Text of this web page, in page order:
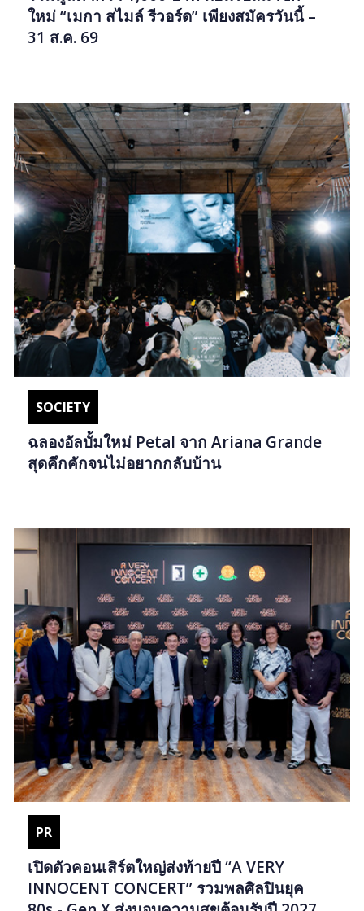
ใหม่ “เมกา สไมล์ รีวอร์ด” เพียงสมัครวันนี้ –
31 ส.ค. 69
SOCIETY
ฉลองอัลบั้มใหม่ Petal จาก Ariana Grande
สุดคึกคักจนไม่อยากกลับบ้าน
PR
เปิดตัวคอนเสิร์ตใหญ่ส่งท้ายปี “A VERY
INNOCENT CONCERT” รวมพลศิลปินยุค